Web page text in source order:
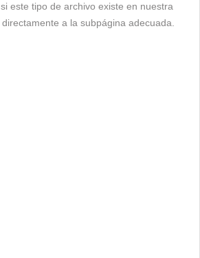
este tipo de archivo existe en nuestra
a la subpágina adecuada.